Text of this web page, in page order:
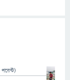
পয়েন্ট)